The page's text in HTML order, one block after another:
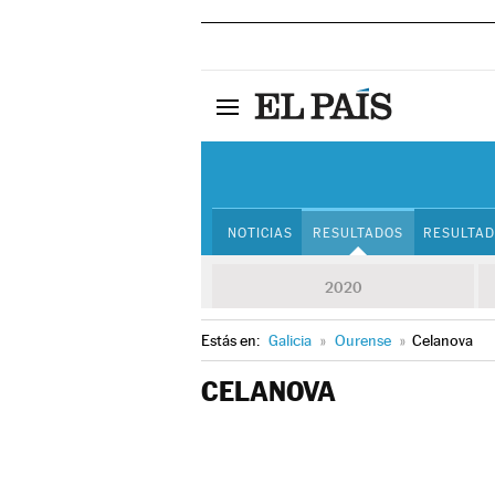
NOTICIAS RESULTADOS
2020
Estás en: Galicia » Ourense » Celanova
CELANOVA